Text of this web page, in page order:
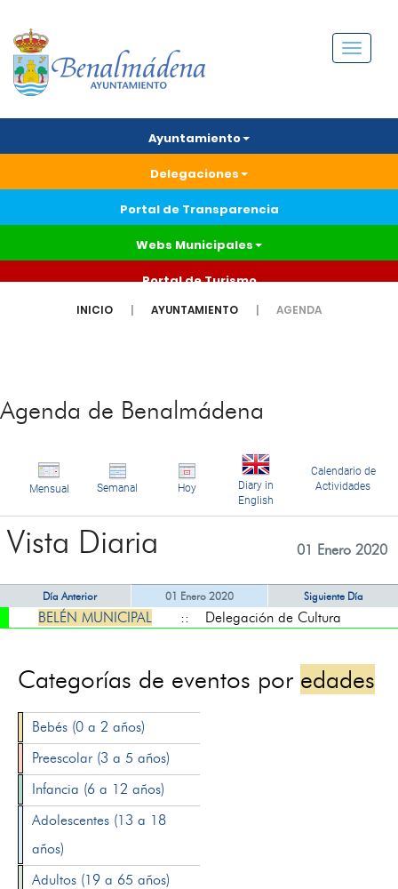
Menú
Ayuntamiento
Delegaciones
Portal de Transparencia
Webs Municipales
Portal de Turismo
INICIO AYUNTAMIENTO AGENDA
Agenda de Benalmádena
Mensual Semanal Hoy
Diary in
English
Calendario de
Actividades
Vista Diaria 01 Enero 2020
Día Anterior 01 Enero 2020 Siguiente Día
BELÉN MUNICIPAL :: Delegación de Cultura
Categorías de eventos por edades
Bebés (0 a 2 años)
Preescolar (3 a 5 años)
Infancia (6 a 12 años)
Adolescentes (13 a 18
años)
Adultos (19 a 65 años)